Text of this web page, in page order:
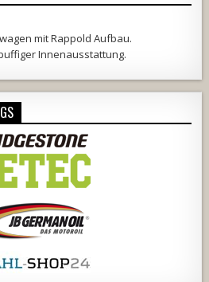
mit Rappold Aufbau.
Innenausstattung.